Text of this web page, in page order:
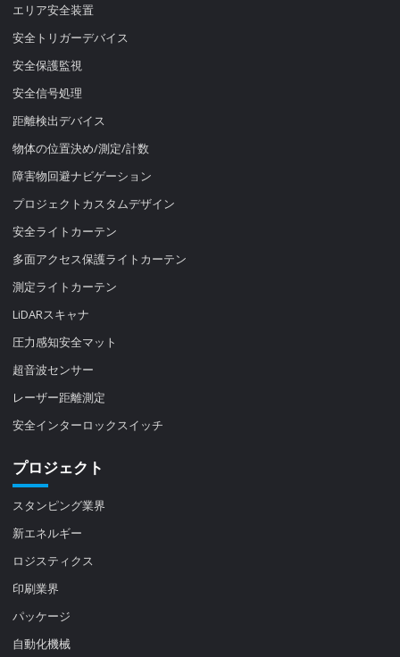
エリア安全装置
安全トリガーデバイス
安全保護監視
安全信号処理
距離検出デバイス
物体の位置決め/測定/計数
障害物回避ナビゲーション
プロジェクトカスタムデザイン
安全ライトカーテン
多面アクセス保護ライトカーテン
測定ライトカーテン
LiDARスキャナ
圧力感知安全マット
超音波センサー
レーザー距離測定
安全インターロックスイッチ
プロジェクト
スタンピング業界
新エネルギー
ロジスティクス
印刷業界
パッケージ
自動化機械